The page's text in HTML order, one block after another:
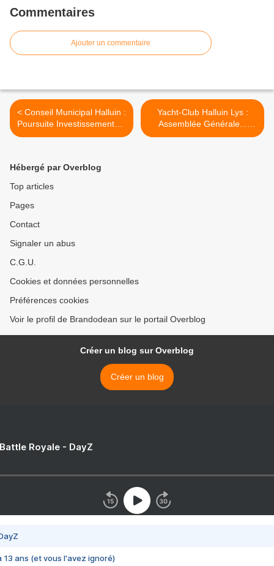
Commentaires
Ajouter un commentaire
< Conseil Municipal Halluin :
Poursuite Investissements...
Plaintes Conseillers (Janv.
Yacht-Club Halluin Lys :
Assemblée Générale...
Divergences (Janv. 2022). >
Hébergé par Overblog
Top articles
Pages
Contact
Signaler un abus
C.G.U.
Cookies et données personnelles
Préférences cookies
Voir le profil de Brandodean sur le portail Overblog
Créer un blog sur Overblog
Créer un blog
Royale - DayZ
13 ans (et vous l'avez ignoré)